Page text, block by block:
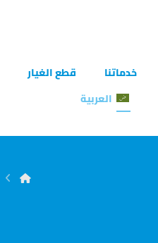
خدماتنا قطع الغيار
العربية